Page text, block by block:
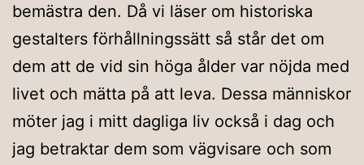
bemästra den. Då vi läser om historiska
gestalters förhållningssätt så står det om
dem att de vid sin höga ålder var nöjda med
livet och mätta på att leva. Dessa människor
möter jag i mitt dagliga liv också i dag och
jag betraktar dem som vägvisare och som